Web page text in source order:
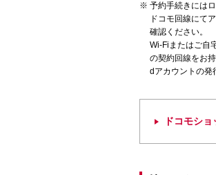
予約手続きには
ドコモ回線にて
確認ください。
Wi-Fiまたはご自
の契約回線をお
dアカウントの発
ドコモシ